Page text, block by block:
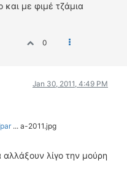
με φιμέ τζάμια
0
Jan 30, 2011, 4:49 PM
... a-2011.jpg
λίγο την μούρη